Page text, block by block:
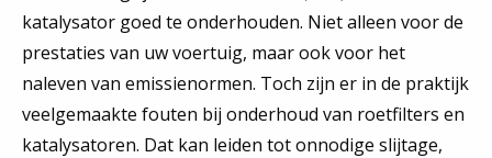
katalysator goed te onderhouden. Niet alleen voor de
prestaties van uw voertuig, maar ook voor het
naleven van emissienormen. Toch zijn er in de praktijk
veelgemaakte fouten bij onderhoud van roetfilters en
katalysatoren. Dat kan leiden tot onnodige slijtage,